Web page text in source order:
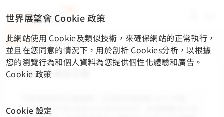
material-
symbols-
rounded
首頁 / 年度捐款資訊公開
年度捐款資訊公開
（2024年10月1日至2025年9月30日） 依據財團法人法
世界展望會 Cookie 政策
此網站使用 Cookie及類似技術，來確保網站的正常執行，
並且在您同意的情況下，用於剖析 Cookies分析，以根據
您的瀏覽行為和個人資料為您提供個性化體驗和廣告。
Cookie 政策
Cookie 設定